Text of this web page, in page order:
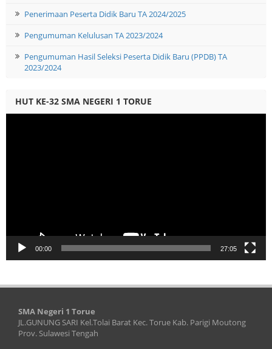
Penerimaan Peserta Didik Baru TA 2024/2025
Pengumuman Kelulusan TA 2023/2024
Pengumuman Hasil Seleksi Peserta Didik Baru (PPDB) TA
2023/2024
HUT KE-32 SMA NEGERI 1 TORUE
00:00 27:05
SMA Negeri 1 Torue
JL.GUNUNG SARI Kel.Tolai Barat Kec. Torue Kab. Parigi Moutong
Prov. Sulawesi Tengah